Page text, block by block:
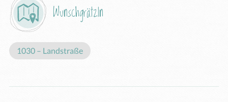
Wunschgrätzln
1030 – Landstraße